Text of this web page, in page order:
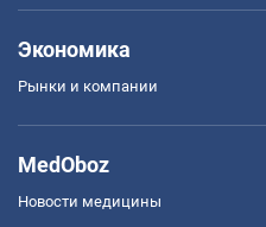
Экономика
Рынки и компании
MedOboz
Новости медицины